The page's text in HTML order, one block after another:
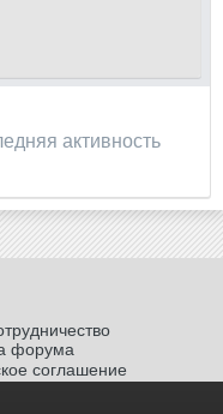
активность
форума
соглашение